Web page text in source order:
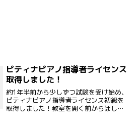
ピティナピアノ指導者ライセンス
取得しました！
約1年半前から少しずつ試験を受け始め、
ピティナピアノ指導者ライセンス初級を
取得しました！教室を開く前からほしい